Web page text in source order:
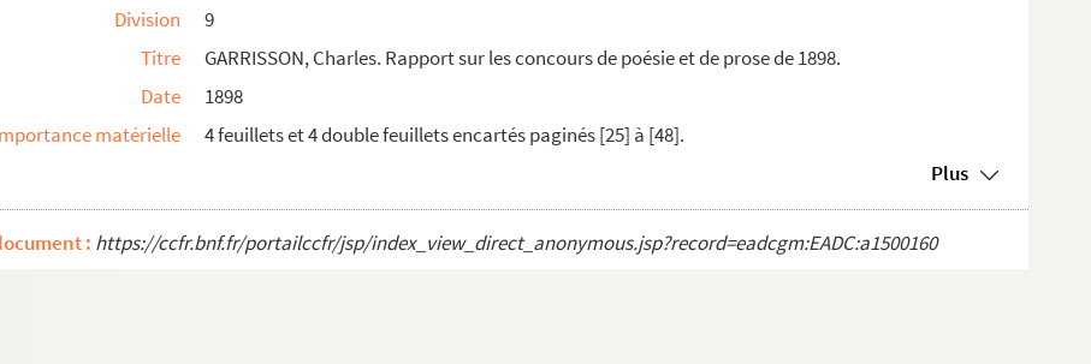
et de prose de 1899.
et de prose de 1900.
pour l'année 1901.
pour l'année 1902.
l'année 1903.
pour l'année 1904.
pour l'année 1905.
pour l'année 1906.
1907.
1908
Division
9
Titre
GARRISSON, Charles. Rapport sur les concours de poésie et de prose de 1898.
Date
1898
matérielle
4 feuillets et 4 double feuillets encartés paginés [25] à [48].
Plus
: https://ccfr.bnf.fr/portailccfr/jsp/index_view_direct_anonymous.jsp?record=eadcgm:EADC:a1500160